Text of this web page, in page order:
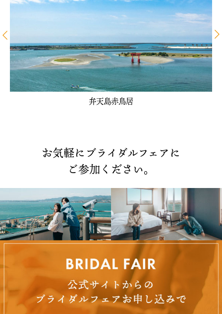
弁天島赤鳥居
お気軽にブライダルフェアに
ご参加ください。